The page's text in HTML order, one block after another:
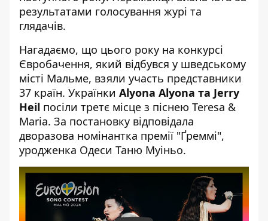
результатами голосування журі та
глядачів.
Нагадаємо, що цього року на конкурсі
Євробачення, який відбувся у шведському
місті Мальме, взяли участь представники
37 країн. Українки Alyona Alyona та Jerry
Heil посіли третє місце з піснею Teresa &
Maria. За постановку відповідала
дворазова номінантка премії "Ґреммі",
уродженка Одеси Таню Муіньо.